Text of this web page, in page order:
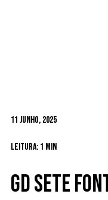
11 Junho, 2025
Leitura: 1 min
GD Sete